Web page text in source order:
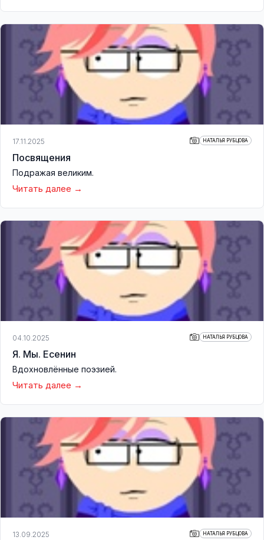
17.11.2025 НАТАЛЬЯ РУБЦОВА
Посвящения
Подражая великим.
Читать далее
04.10.2025 НАТАЛЬЯ РУБЦОВА
Я. Мы. Есенин
Вдохновлённые поэзией.
Читать далее
13.09.2025 НАТАЛЬЯ РУБЦОВА